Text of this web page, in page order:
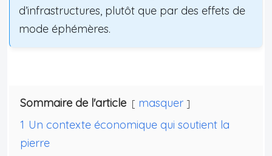
d’infrastructures, plutôt que par des effets de
mode éphémères.
Sommaire de l'article
masquer
1 Un contexte économique qui soutient la
pierre